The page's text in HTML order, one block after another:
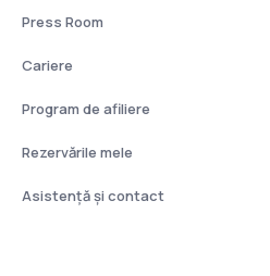
Press Room
Cariere
Program de afiliere
Rezervările mele
Asistenţă şi contact